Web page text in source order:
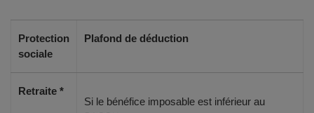
Protection
sociale
Plafond de déduction
Retraite *
Si le bénéfice imposable est inférieur au